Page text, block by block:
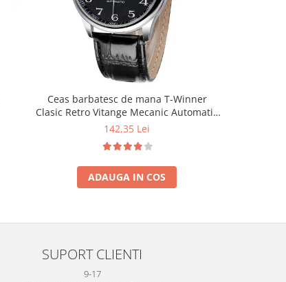
Ceas barbatesc de mana T-Winner
Clasic Retro Vitange Mecanic Automatic
Fashion Casual Elegant
142,35 Lei
ADAUGA IN COS
SUPORT CLIENTI
9-17